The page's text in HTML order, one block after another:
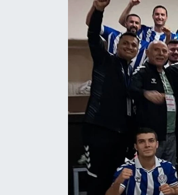
Resmi İlanlar
Son Dakika Haberleri
Haber Arşivi